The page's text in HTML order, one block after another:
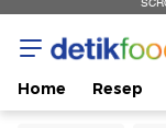
Home Resep